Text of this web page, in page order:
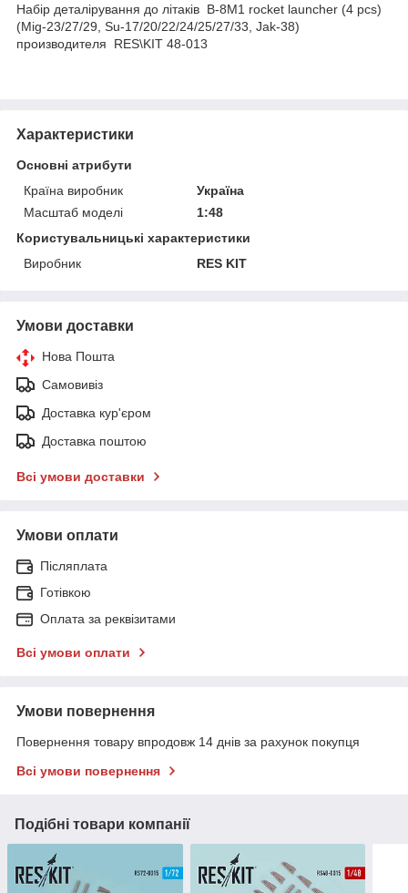
Набір деталірування до літаків B-8M1 rocket launcher (4 pcs)
(Mig-23/27/29, Su-17/20/22/24/25/27/33, Jak-38)
производителя RES\KIT 48-013
Характеристики
Основні атрибути
Країна виробник
Україна
Масштаб моделі
1:48
Користувальницькі характеристики
Виробник
RES KIT
Умови доставки
Нова Пошта
Самовивіз
Доставка кур'єром
Доставка поштою
Всі умови доставки
Умови оплати
Післяплата
Готівкою
Оплата за реквізитами
Всі умови оплати
Умови повернення
Повернення товару впродовж 14 днів за рахунок покупця
Всі умови повернення
Подібні товари компанії